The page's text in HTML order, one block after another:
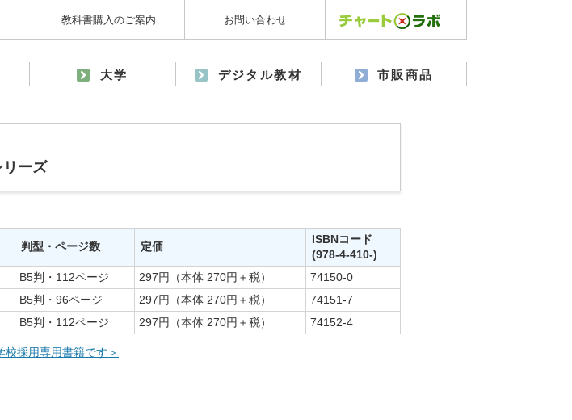
教科書購入のご案内 お問い合わせ
大学 デジタル教材 市販商品
ーズ
判型・ページ数 定価
ISBNコード
(978-4-410-)
B5判・112ページ 297円（本体 270円＋税）
74150-0
B5判・96ページ 297円（本体 270円＋税）
74151-7
B5判・112ページ 297円（本体 270円＋税） 74152-4
校採用専用書籍です＞